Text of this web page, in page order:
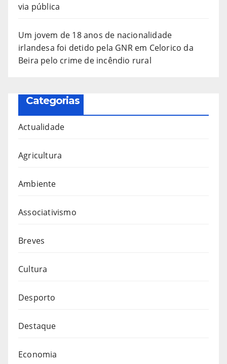
via pública
Um jovem de 18 anos de nacionalidade
irlandesa foi detido pela GNR em Celorico da
Beira pelo crime de incêndio rural
Categorias
Actualidade
Agricultura
Ambiente
Associativismo
Breves
Cultura
Desporto
Destaque
Economia